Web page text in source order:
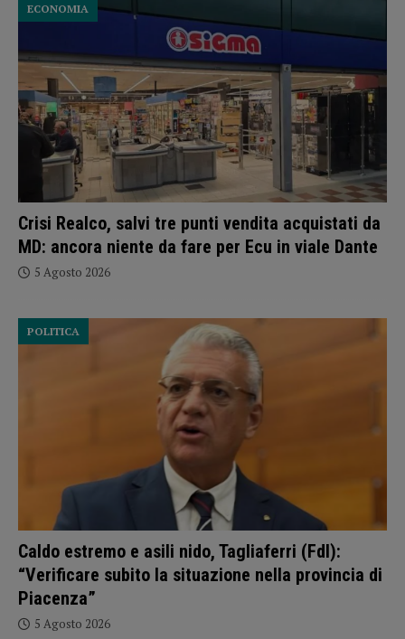
Crisi Realco, salvi tre punti vendita acquistati da
MD: ancora niente da fare per Ecu in viale Dante
ECONOMIA
5 Agosto 2026
Caldo estremo e asili nido, Tagliaferri (FdI):
“Verificare subito la situazione nella provincia di
Piacenza”
POLITICA
5 Agosto 2026